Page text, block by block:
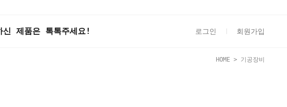
제품은 톡톡주세요! 로그인 회원가입
HOME > 기공장비